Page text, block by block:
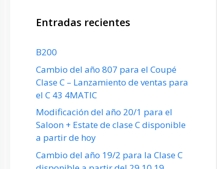
Entradas recientes
B200
Cambio del año 807 para el Coupé
Clase C – Lanzamiento de ventas para
el C 43 4MATIC
Modificación del año 20/1 para el
Saloon + Estate de clase C disponible
a partir de hoy
Cambio del año 19/2 para la Clase C